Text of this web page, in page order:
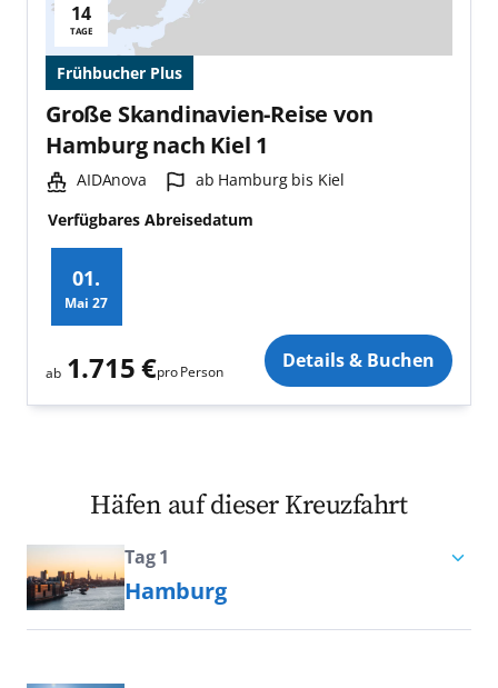
Frühbucher Plus
Große Skandinavien-Reise von
Hamburg nach Kiel 1
Schiff:
AIDAnova Hafen:
ab Hamburg bis Kiel
Verfügbares Abreisedatum
01.
Mai 27
Reisedauer:
14
TAGE
ab 1.715 €pro Person Details & Buchen
Häfen auf dieser Kreuzfahrt
Tag 1
Hamburg
Traditionell, modern, nordisch: